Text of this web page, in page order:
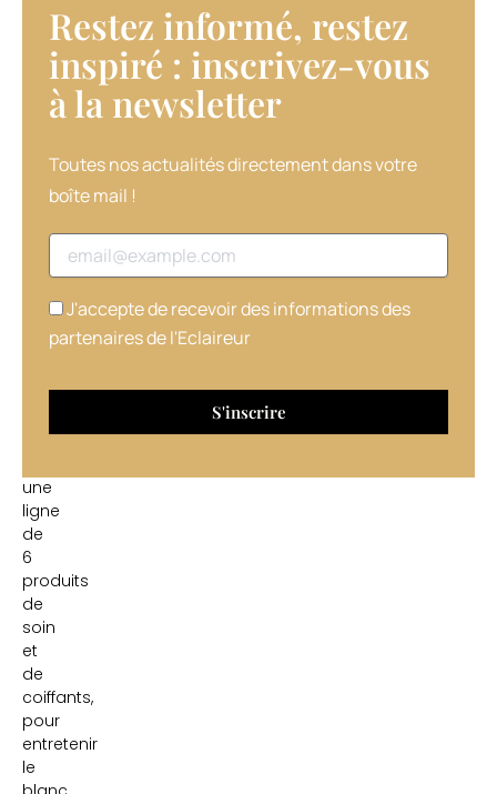
disciplinante,
contient
des
omégas
s’adresse
contraire
aux
rêches
épais.
intègre
une
ligne
de
6
produits
de
soin
et
de
coiffants,
pour
entretenir
le
Restez informé, restez
inspiré : inscrivez-vous
à la newsletter​
Toutes nos actualités directement dans votre
boîte mail !
Adresse email
J'accepte de recevoir des informations des
partenaires de l'Eclaireur